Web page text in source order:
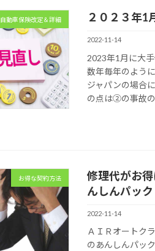
自動車保険改定＆詳細 ２０２３年1
2022-11-14
2023年1月に大
数年毎年のよう
ジャパンの場合
の点は②の事故
お得な契約方法
修理代がお
んしんパック
2022-11-14
ＡＩＲオートク
のあんしんパッ